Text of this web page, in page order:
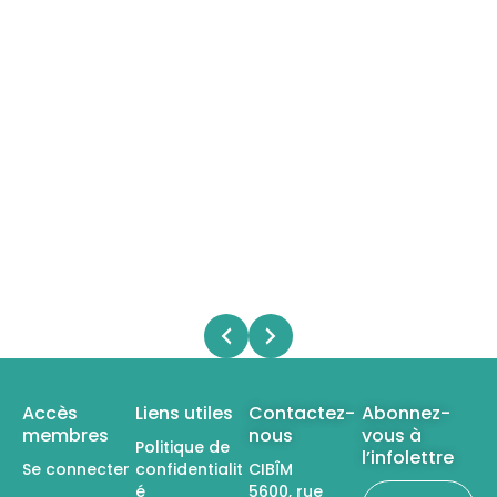
Accès
membres
Se connecter
Liens utiles
Politique de
confidentialit
é
Contactez-
nous
CIBÎM
5600, rue
Abonnez-
vous à
l’infolettre